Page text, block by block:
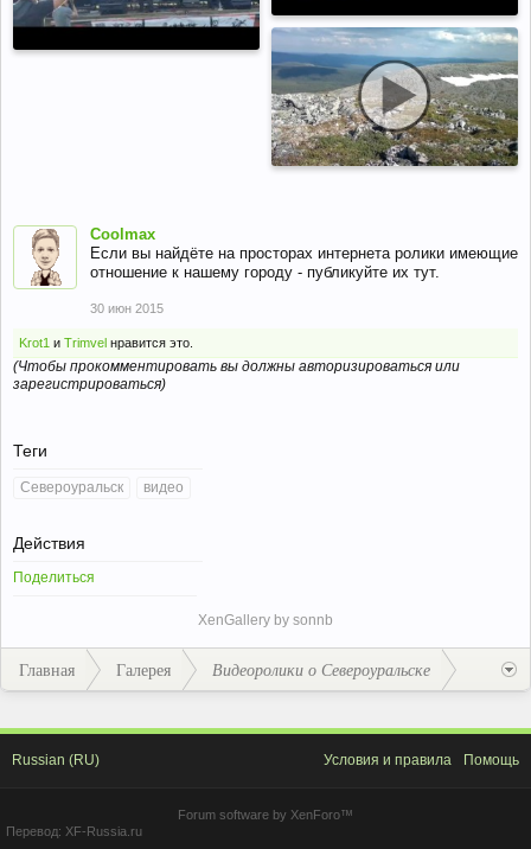
Coolmax
Если вы найдёте на просторах интернета ролики имеющие
отношение к нашему городу - публикуйте их тут.
30 июн 2015
Krot1 и Trimvel нравится это.
(Чтобы прокомментировать вы должны авторизироваться или
зарегистрироваться)
Теги
Североуральск видео
Действия
Поделиться
XenGallery by sonnb
Главная Галерея Видеоролики о Североуральске
Russian (RU) Условия и правила Помощь
Forum software by XenForo™
Перевод: XF-Russia.ru